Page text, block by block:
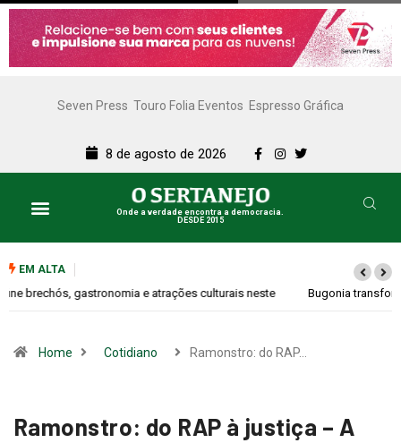
Seven Press Touro Folia Eventos Espresso Gráfica
8 de agosto de 2026
Onde a verdade encontra a democracia.
DESDE 2015
EM ALTA
Bugonia transforma paranoia e conspiração em um suspense imprevisível
Home Cotidiano Ramonstro: do RAP…
Ramonstro: do RAP à justiça – A